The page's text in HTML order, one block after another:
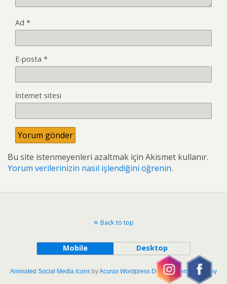
Ad *
E-posta *
İnternet sitesi
Bu site istenmeyenleri azaltmak için Akismet kullanır.
Yorum verilerinizin nasıl işlendiğini öğrenin.
Back to top
Mobile Desktop
Animated Social Media Icons byAcurax Wordpress Development Company